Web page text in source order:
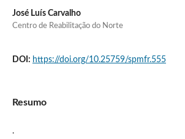
José Luís Carvalho
Centro de Reabilitação do Norte
DOI: https://doi.org/10.25759/spmfr.555
Resumo
.